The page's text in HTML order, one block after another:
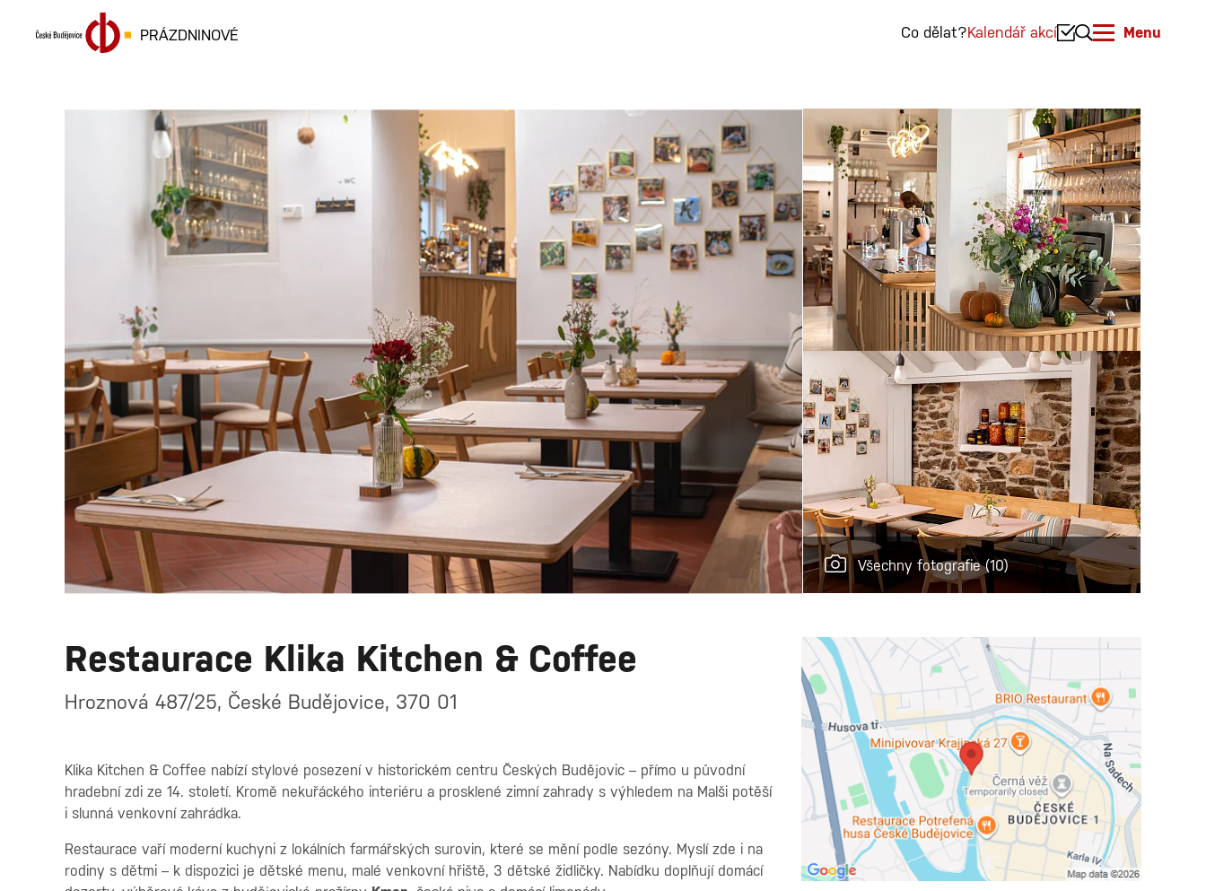
PRÁZDNINOVÉ Co dělat?Kalendář akcí Menu
Všechny fotografie (10)
Restaurace Klika Kitchen & Coffee
Hroznová 487/25, České Budějovice, 370 01
Klika Kitchen & Coffee nabízí stylové posezení v historickém centru Českých Budějovic – přímo u původní
hradební zdi ze 14. století. Kromě nekuřáckého interiéru a prosklené zimní zahrady s výhledem na Malši potěší
i slunná venkovní zahrádka.
Restaurace vaří moderní kuchyni z lokálních farmářských surovin, které se mění podle sezóny. Myslí zde i na
rodiny s dětmi – k dispozici je dětské menu, malé venkovní hřiště, 3 dětské židličky. Nabídku doplňují domácí